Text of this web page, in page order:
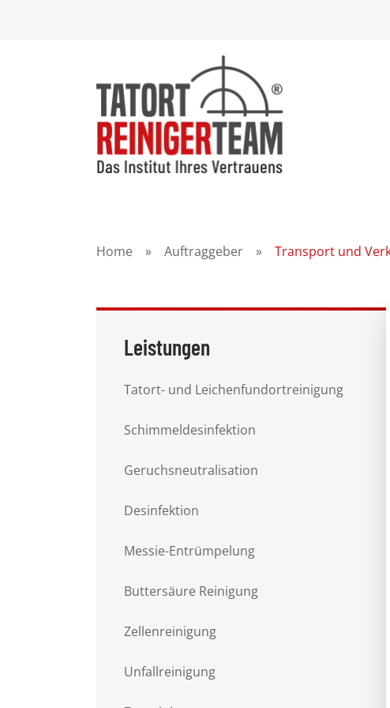
Home » Auftraggeber » Transport und
Leistungen
Tatort- und Leichenfundortreinigung
Schimmeldesinfektion
Geruchsneutralisation
Desinfektion
Messie-Entrümpelung
Buttersäure Reinigung
Zellenreinigung
Unfallreinigung